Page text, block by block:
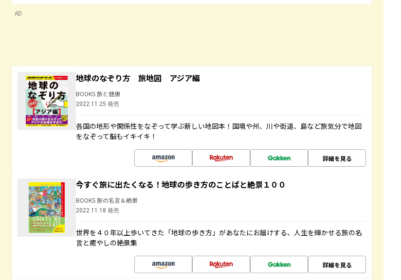
AD
地球のなぞり方 旅地図 アジア編
BOOKS 旅と健康
2022.11.25 発売
各国の地形や関係性をなぞって学ぶ新しい地図本！国境や州、川や街道、島など旅気分で地図
をなぞって脳もイキイキ！
詳細を見る
今すぐ旅に出たくなる！地球の歩き方のことばと絶景１００
BOOKS 旅の名言＆絶景
2022.11.18 発売
世界を４０年以上歩いてきた「地球の歩き方」があなたにお届けする、人生を輝かせる旅の名
言と癒やしの絶景集
詳細を見る